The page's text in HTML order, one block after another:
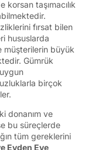
korsan taşımacılık
fırsat bilen
hususlarda
müşterilerin büyük
Gümrük
birçok
donanım ve
bu süreçlerde
tüm gereklerini
Evden Eve